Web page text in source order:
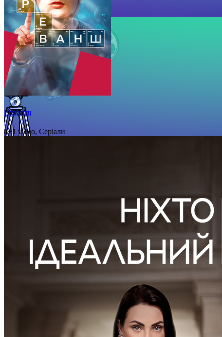
Реванш
1+1 video, Серіали